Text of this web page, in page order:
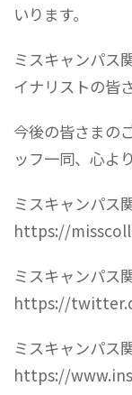
いります。
ミスキャンパス
イナリストの皆
今後の皆さまの
ッフ一同、心よ
ミスキャンパス
https://
ミスキャンパ
https://
ミスキャンパス
https://